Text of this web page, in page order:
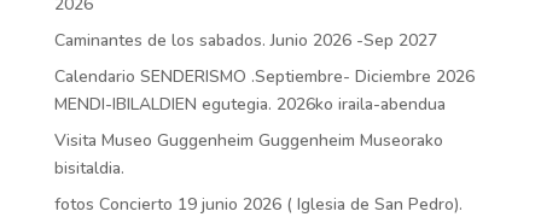
Caminantes de los sabados. Junio 2026 -Sep 2027
Calendario SENDERISMO .Septiembre- Diciembre 2026
MENDI-IBILALDIEN egutegia. 2026ko iraila-abendua
Visita Museo Guggenheim Guggenheim Museorako
bisitaldia.
fotos Concierto 19 junio 2026 ( Iglesia de San Pedro).